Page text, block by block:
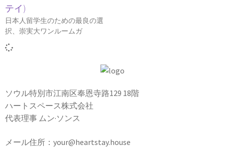
テイ)
日本人留学生のための最良の選
択、崇実大ワンルームガ
ソウル特別市江南区奉恩寺路129 18階
ハートスペース株式会社
代表理事 ムン·ソンス
メール住所：your@heartstay.house